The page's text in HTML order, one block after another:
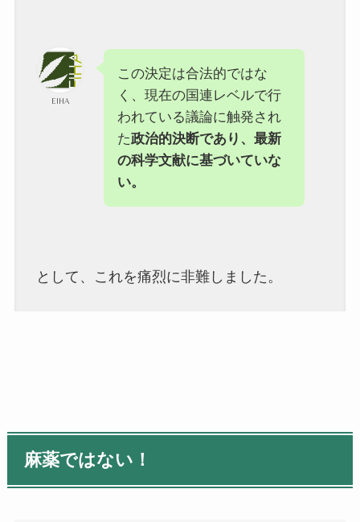
EIHA
この決定は合法的ではな
く、現在の国連レベルで行
われている議論に触発され
た政治的決断であり、最新
の科学文献に基づいていな
い。
として、これを痛烈に非難しました。
麻薬ではない！